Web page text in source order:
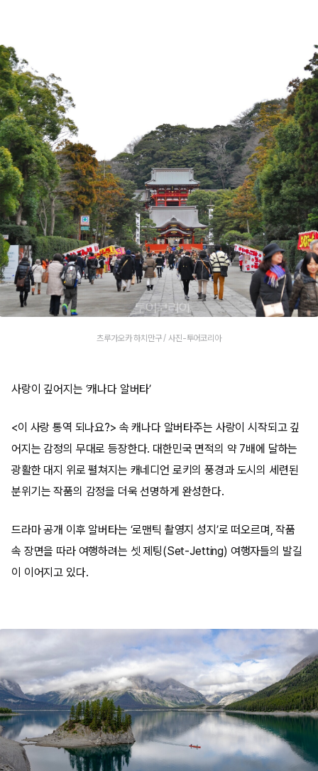
츠루가오카 하치만구 / 사진-투어코리아
사랑이 깊어지는 ‘캐나다 알버타’
<이 사랑 통역 되나요?> 속 캐나다 알버타주는 사랑이 시작되고 깊
어지는 감정의 무대로 등장한다. 대한민국 면적의 약 7배에 달하는
광활한 대지 위로 펼쳐지는 캐네디언 로키의 풍경과 도시의 세련된
분위기는 작품의 감정을 더욱 선명하게 완성한다.
드라마 공개 이후 알버타는 ‘로맨틱 촬영지 성지’로 떠오르며, 작품
속 장면을 따라 여행하려는 셋 제팅(Set-Jetting) 여행자들의 발길
이 이어지고 있다.